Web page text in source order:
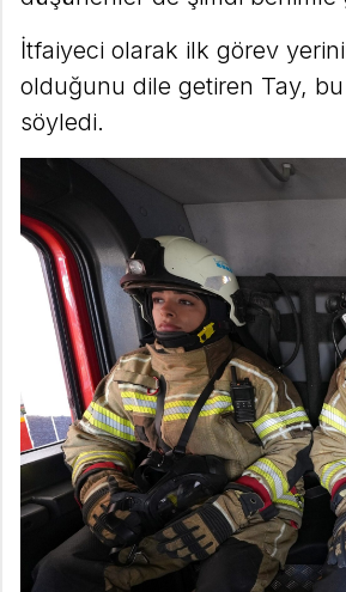
İtfaiyeci olarak ilk görev
olduğunu dile getiren Tay,
söyledi.